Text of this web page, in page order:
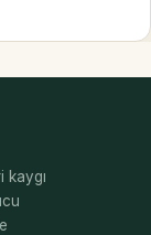
kaygı